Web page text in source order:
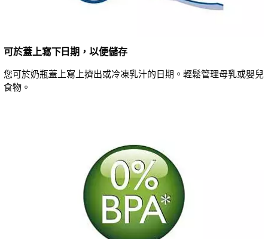
可於蓋上寫下日期，以便儲存
您可於奶瓶蓋上寫上擠出或冷凍乳汁的日期。輕鬆管理母乳或嬰兒
食物。